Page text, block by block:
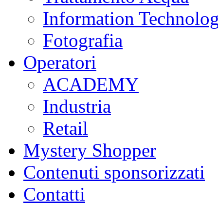
Information
Fotografia
Operatori
ACADEMY
Industria
Retail
Mystery Shopper
Contenuti sponsorizzati
Contatti